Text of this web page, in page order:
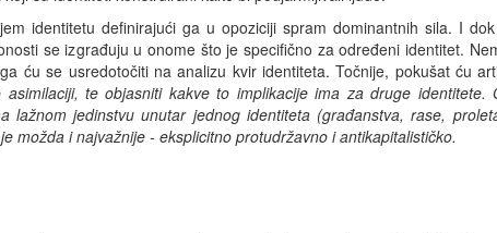
identitetu definirajući ga u opoziciji spram dominantnih sila. I
se izgrađuju u onome što je specifično za određeni identitet.
ću se usredotočiti na analizu kvir identiteta. Točnije, pokušat ću
asimilaciji, te objasniti kakve to implikacije ima za druge identitete.
lažnom jedinstvu unutar jednog identiteta (građanstva, rase,
možda i najvažnije - eksplicitno protudržavno i antikapitalističko.